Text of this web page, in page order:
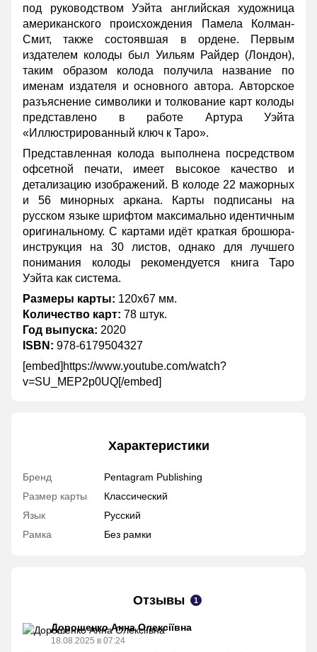
под руководством Уэйта английская художница
американского происхождения Памела Колман-
Смит, также состоявшая в ордене. Первым
издателем колоды был Уильям Райдер (Лондон),
таким образом колода получила название по
именам издателя и основного автора. Авторское
разъяснение символики и толкование карт колоды
представлено в работе Артура Уэйта
«Иллюстрированный ключ к Таро».
Представленная колода выполнена посредством
офсетной печати, имеет высокое качество и
детализацию изображений. В колоде 22 мажорных
и 56 минорных аркана. Карты подписаны на
русском языке шрифтом максимально идентичным
оригинальному. С картами идёт краткая брошюра-
инструкция на 30 листов, однако для лучшего
понимания колоды рекомендуется книга Таро
Уэйта как система.
Размеры карты: 120х67 мм.
Количество карт: 78 штук.
Год выпуска: 2020
ISBN: 978-6179504327
[embed]https://www.youtube.com/watch?
v=SU_MEP2p0UQ[/embed]
Характеристики
Бренд
Pentagram Publishing
Размер карты
Классический
Язык
Русский
Рамка
Без рамки
Отзывы 1
Дорошенко Анна Олексіївна
18.08.2025 в 07:24